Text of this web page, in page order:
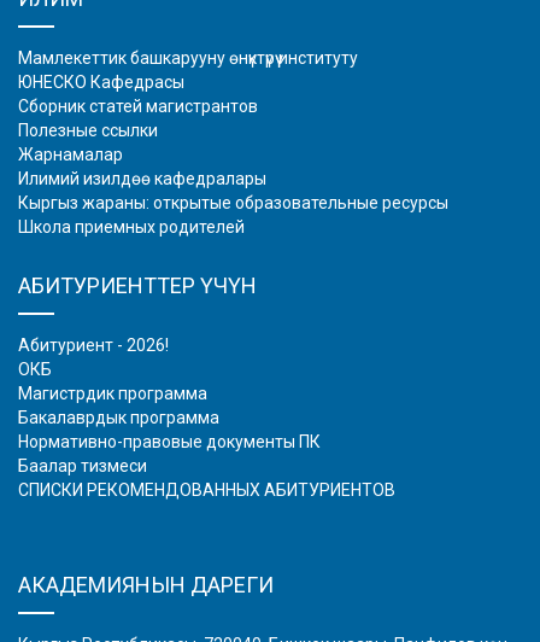
Мамлекеттик башкарууну өнүктүрүү институту
ЮНЕСКО Кафедрасы
Сборник статей магистрантов
Полезные ссылки
Жарнамалар
Илимий изилдөө кафедралары
Кыргыз жараны: открытые образовательные ресурсы
Школа приемных родителей
АБИТУРИЕНТТЕР ҮЧҮН
Абитуриент - 2026!
ОКБ
Магистрдик программа
Бакалаврдык программа
Нормативно-правовые документы ПК
Баалар тизмеси
СПИСКИ РЕКОМЕНДОВАННЫХ АБИТУРИЕНТОВ
АКАДЕМИЯНЫН ДАРЕГИ